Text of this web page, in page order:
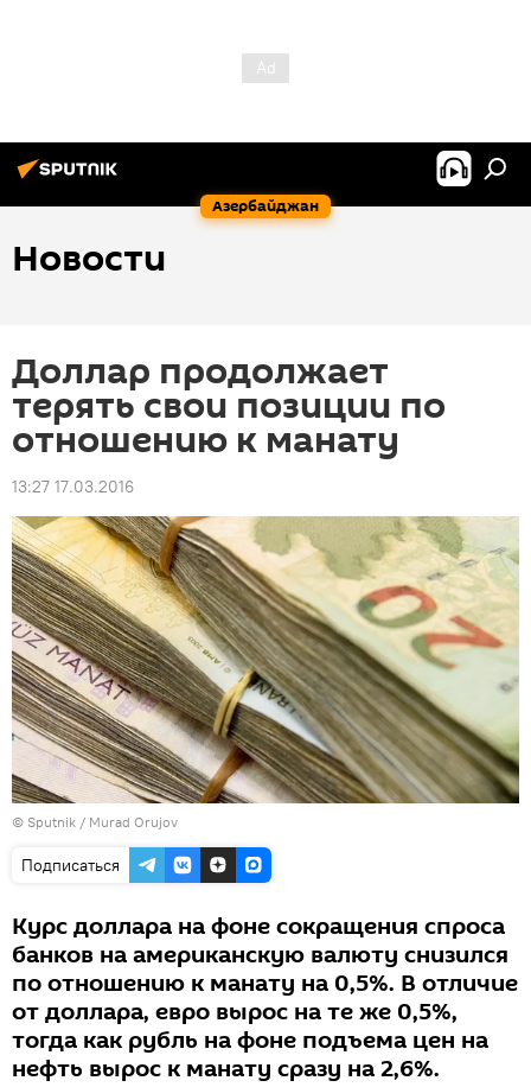
Азербайджан
Новости
Доллар продолжает
терять свои позиции по
отношению к манату
13:27 17.03.2016
© Sputnik / Murad Orujov
Подписаться
Курс доллара на фоне сокращения спроса
банков на американскую валюту снизился
по отношению к манату на 0,5%. В отличие
от доллара, евро вырос на те же 0,5%,
тогда как рубль на фоне подъема цен на
нефть вырос к манату сразу на 2,6%.